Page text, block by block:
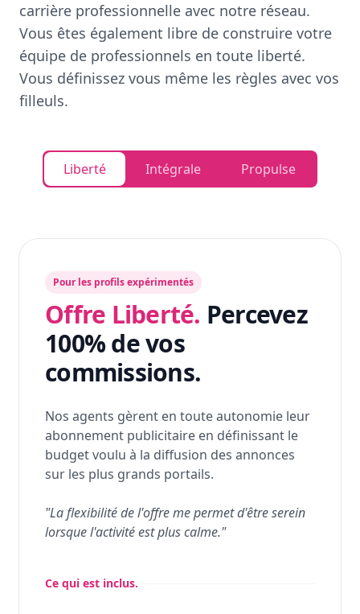
carrière professionnelle avec notre réseau.
Vous êtes également libre de construire votre
équipe de professionnels en toute liberté.
Vous définissez vous même les règles avec vos
filleuls.
Liberté Intégrale Propulse
Pour les profils expérimentés
Offre Liberté. Percevez
100% de vos
commissions.
Nos agents gèrent en toute autonomie leur
abonnement publicitaire en définissant le
budget voulu à la diffusion des annonces
sur les plus grands portails.
"La flexibilité de l'offre me permet d'être serein
lorsque l'activité est plus calme."
Ce qui est inclus.